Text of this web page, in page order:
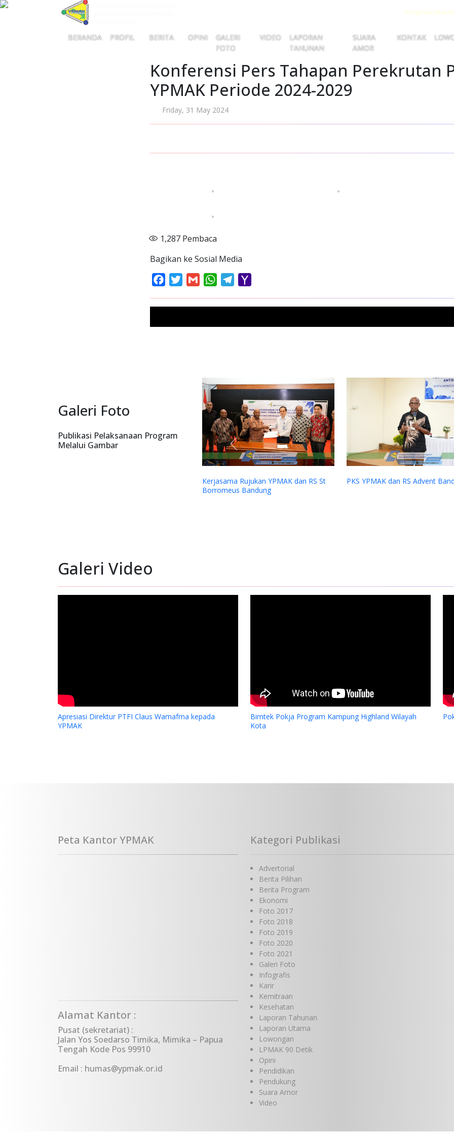
Pengelola Dana
BERANDA PROFIL BERITA OPINI
GALERI
FOTO
VIDEO
LAPORAN
TAHUNAN
SUARA
AMOR
KONTAK
Konferensi Pers Tahapan Perekrutan
YPMAK Periode 2024-2029
Friday, 31 May 2024
1,287 Pembaca
Bagikan ke Sosial Media
FacebookTwitterGmail WhatsAppTelegram
Galeri Foto
Publikasi Pelaksanaan Program
Melalui Gambar
Kerjasama Rujukan YPMAK dan RS St
Borromeus Bandung
PKS YPMAK dan RS Advent
Previous
Galeri Video
Apresiasi Direktur PTFI Claus Wamafma kepada
YPMAK
Bimtek Pokja Program Kampung Highland Wilayah
Kota
Peta Kantor YPMAK
Alamat Kantor :
Pusat (sekretariat) :
Jalan Yos Soedarso Timika, Mimika – Papua
Tengah Kode Pos 99910
Email : humas@ypmak.or.id
Kategori Publikasi
Advertorial
Berita Pilihan
Berita Program
Ekonomi
Foto 2017
Foto 2018
Foto 2019
Foto 2020
Foto 2021
Galeri Foto
Infografis
Karir
Kemitraan
Kesehatan
Laporan Tahunan
Laporan Utama
Lowongan
LPMAK 90 Detik
Opini
Pendidikan
Pendukung
Suara Amor
Video